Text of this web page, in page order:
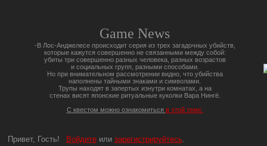
Game News
-В Лос-Анджелесе происходит серия из трех загадочных убийств,
которые кажутся совершенно не связанными между собой:
убиты три совершенно разных человека, разных возрастов
и социальных групп, разными способами.
Но при внимательном рассмотрении видно, что убийства
наполнены тайными знаками и символами.
Трупы находят в запертых изнутри комнатах, а на
стенах висят японские ритуальные куколки Вара Нингё.
С квестом можно ознакомиться в этой теме.
Привет, Гость! Войдитеили зарегистрируйтесь.